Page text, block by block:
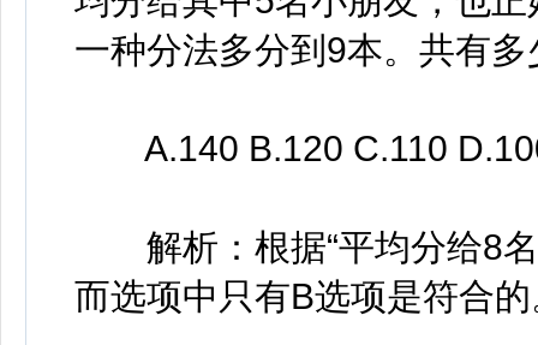
一种分法多分到9本。共有
A.140 B.120 C.110
解析：根据“平均分给8名
而选项中只有B选项是符合